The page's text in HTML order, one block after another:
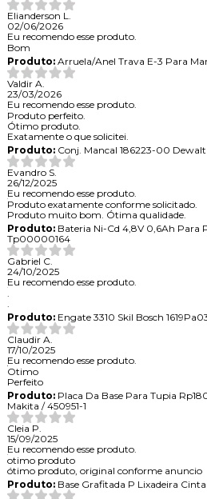
Elianderson L.
02/06/2026
Eu recomendo esse produto.
Bom
Produto:Arruela/Anel Trava E-3 Para
Valdir A.
23/03/2026
Eu recomendo esse produto.
Produto perfeito.
Ótimo produto.
Exatamente o que solicitei.
Produto:Conj. Mancal 186223-00 Dewalt
Evandro S.
26/12/2025
Eu recomendo esse produto.
Produto exatamente conforme solicitado.
Produto muito bom. Ótima qualidade.
Produto:Bateria Ni-Cd 4,8V 0,6Ah Para
Tp00000164
Gabriel C.
24/10/2025
Eu recomendo esse produto.
Produto:Engate 3310 Skil Bosch
Claudir A.
17/10/2025
Eu recomendo esse produto.
Otimo
Perfeito
Produto:Placa Da Base Para Tupia
Makita / 450951-1
Cleia P.
15/09/2025
Eu recomendo esse produto.
otimo produto
ótimo produto, original conforme anuncio
Produto:Base Grafitada P Lixadeira